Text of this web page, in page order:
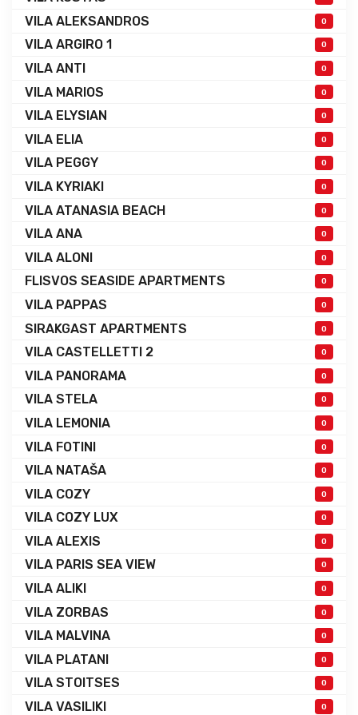
VILA ALEKSANDROS 0
VILA ARGIRO 1 0
VILA ANTI 0
VILA MARIOS 0
VILA ELYSIAN 0
VILA ELIA 0
VILA PEGGY 0
VILA KYRIAKI 0
VILA ATANASIA BEACH 0
VILA ANA 0
VILA ALONI 0
FLISVOS SEASIDE APARTMENTS 0
VILA PAPPAS 0
SIRAKGAST APARTMENTS 0
VILA CASTELLETTI 2 0
VILA PANORAMA 0
VILA STELA 0
VILA LEMONIA 0
VILA FOTINI 0
VILA NATAŠA 0
VILA COZY 0
VILA COZY LUX 0
VILA ALEXIS 0
VILA PARIS SEA VIEW 0
VILA ALIKI 0
VILA ZORBAS 0
VILA MALVINA 0
VILA PLATANI 0
VILA STOITSES 0
VILA VASILIKI 0